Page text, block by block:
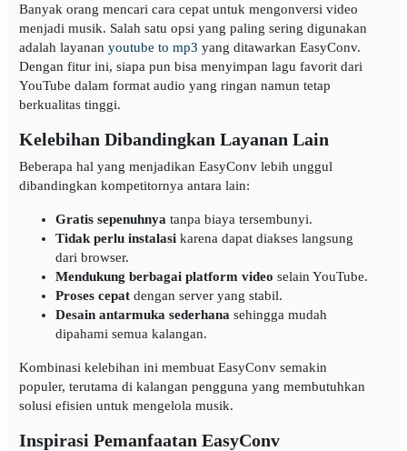
Banyak orang mencari cara cepat untuk mengonversi video
menjadi musik. Salah satu opsi yang paling sering digunakan
adalah layanan youtube to mp3 yang ditawarkan EasyConv.
Dengan fitur ini, siapa pun bisa menyimpan lagu favorit dari
YouTube dalam format audio yang ringan namun tetap
berkualitas tinggi.
Kelebihan Dibandingkan Layanan Lain
Beberapa hal yang menjadikan EasyConv lebih unggul
dibandingkan kompetitornya antara lain:
Gratis sepenuhnya tanpa biaya tersembunyi.
Tidak perlu instalasikarena dapat diakses langsung
dari browser.
Mendukung berbagai platform video selain YouTube.
Proses cepatdengan server yang stabil.
Desain antarmuka sederhana sehingga mudah
dipahami semua kalangan.
Kombinasi kelebihan ini membuat EasyConv semakin
populer, terutama di kalangan pengguna yang membutuhkan
solusi efisien untuk mengelola musik.
Inspirasi Pemanfaatan EasyConv